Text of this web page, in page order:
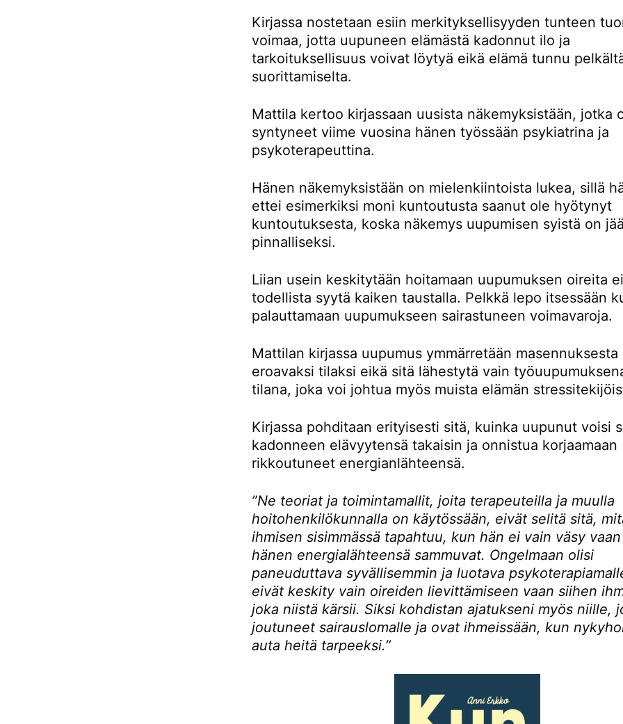
Kirjassa nostetaan esiin merkityksellisyyden tunteen
voimaa, jotta uupuneen elämästä kadonnut ilo ja
tarkoituksellisuus voivat löytyä eikä elämä tunnu
suorittamiselta.
Mattila kertoo kirjassaan uusista näkemyksistään, jotka
syntyneet viime vuosina hänen työssään psykiatrina ja
psykoterapeuttina.
Hänen näkemyksistään on mielenkiintoista lukea, sillä
ettei esimerkiksi moni kuntoutusta saanut ole hyötynyt
kuntoutuksesta, koska näkemys uupumisen syistä on
pinnalliseksi.
Liian usein keskitytään hoitamaan uupumuksen oireita
todellista syytä kaiken taustalla. Pelkkä lepo itsessään
palauttamaan uupumukseen sairastuneen voimavaroja.
Mattilan kirjassa uupumus ymmärretään masennuksesta
eroavaksi tilaksi eikä sitä lähestytä vain
tilana, joka voi johtua myös muista elämän
Kirjassa pohditaan erityisesti sitä, kuinka uupunut voisi
kadonneen elävyytensä takaisin ja onnistua korjaamaan
rikkoutuneet energianlähteensä.
”Ne teoriat ja toimintamallit, joita terapeuteilla ja muulla
hoitohenkilökunnalla on käytössään, eivät selitä sitä,
ihmisen sisimmässä tapahtuu, kun hän ei vain väsy
hänen energialähteensä sammuvat. Ongelmaan olisi
paneuduttava syvällisemmin ja luotava
eivät keskity vain oireiden lievittämiseen vaan siihen
joka niistä kärsii. Siksi kohdistan ajatukseni myös niille,
joutuneet sairauslomalle ja ovat ihmeissään, kun
auta heitä tarpeeksi.”